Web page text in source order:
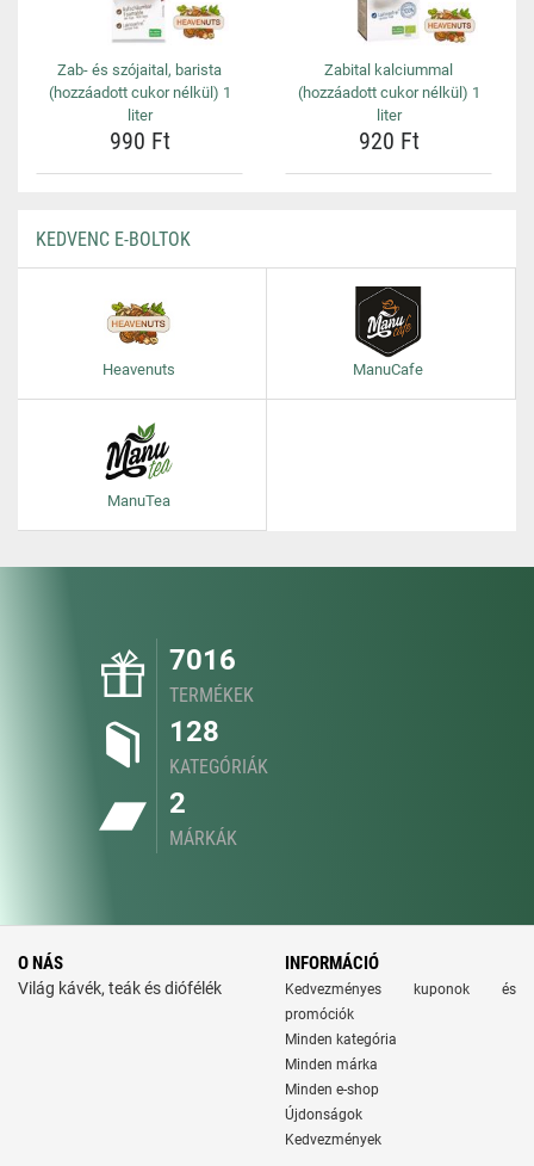
Zab- és szójaital, barista
(hozzáadott cukor nélkül) 1
liter
990 Ft
Zabital kalciummal
(hozzáadott cukor nélkül) 1
liter
920 Ft
KEDVENC E-BOLTOK
Heavenuts ManuCafe
ManuTea
7016
TERMÉKEK
128
KATEGÓRIÁK
2
MÁRKÁK
O NÁS
Világ kávék, teák és diófélék
INFORMÁCIÓ
Kedvezményes kuponok és
promóciók
Minden kategória
Minden márka
Minden e-shop
Újdonságok
Kedvezmények